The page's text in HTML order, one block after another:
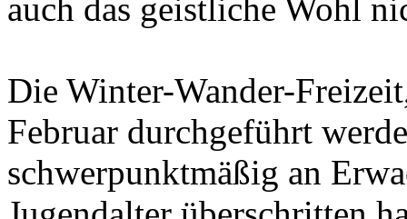
auch das geistliche Wohl
Die Winter-Wander-
Februar durchgeführt
schwerpunktmäßig an